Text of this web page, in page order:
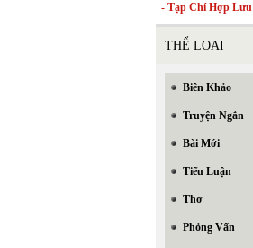
- Tạp Chí Hợp Lưu
THỂ LOẠI
Biên Khảo
Truyện Ngắn
Bài Mới
Tiểu Luận
Thơ
Phỏng Vấn